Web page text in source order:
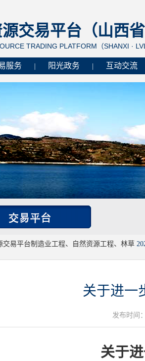
交易平台（山西
TRADING PLATFORM（SHANXI ·
服务 阳光政务 互动交流
交易平台制造业工程、自然资源工程、林草
关于进一
发布时间
关于